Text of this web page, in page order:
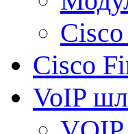
Cisco
VoIP